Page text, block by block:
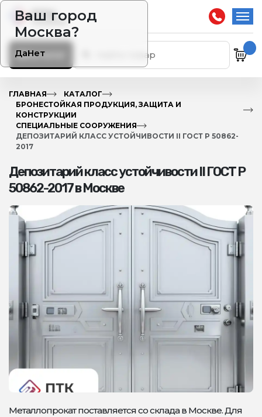
Ваш город
Москва?
ДаНет
Каталог
ГЛАВНАЯ
КАТАЛОГ
БРОНЕСТОЙКАЯ ПРОДУКЦИЯ, ЗАЩИТА И
КОНСТРУКЦИИ
СПЕЦИАЛЬНЫЕ СООРУЖЕНИЯ
ДЕПОЗИТАРИЙ КЛАСС УСТОЙЧИВОСТИ II ГОСТ Р 50862-
2017
Депозитарий класс устойчивости II ГОСТ Р
50862-2017 в Москве
Металлопрокат поставляется со склада в Москве. Для